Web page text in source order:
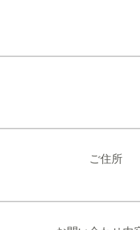
ご住所